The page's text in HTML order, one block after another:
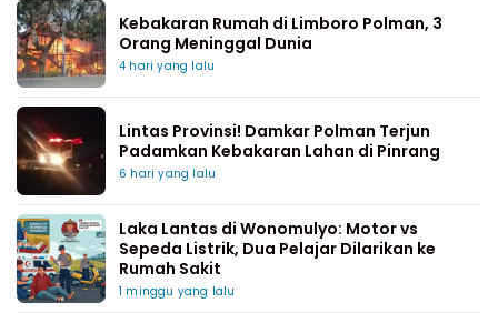
Kebakaran Rumah di Limboro Polman, 3
Orang Meninggal Dunia
4 hari yang lalu
Lintas Provinsi! Damkar Polman Terjun
Padamkan Kebakaran Lahan di Pinrang
6 hari yang lalu
Laka Lantas di Wonomulyo: Motor vs
Sepeda Listrik, Dua Pelajar Dilarikan ke
Rumah Sakit
1 minggu yang lalu